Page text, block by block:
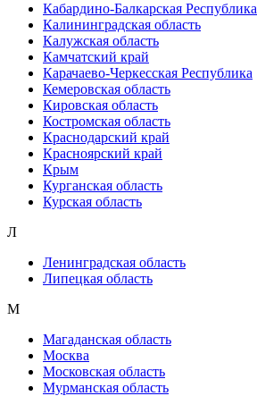
Кабардино-Балкарская Республика
Калининградская область
Калужская область
Камчатский край
Карачаево-Черкесская Республика
Кемеровская область
Кировская область
Костромская область
Краснодарский край
Красноярский край
Крым
Курганская область
Курская область
Л
Ленинградская область
Липецкая область
М
Магаданская область
Москва
Московская область
Мурманская область